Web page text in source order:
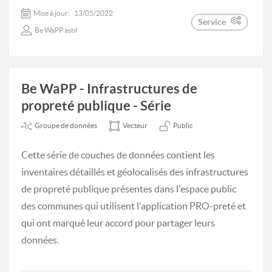
Mise à jour: 13/05/2022
Be WaPP asbl
Service
Be WaPP - Infrastructures de
propreté publique - Série
Groupe de données Vecteur Public
Cette série de couches de données contient les
inventaires détaillés et géolocalisés des infrastructures
de propreté publique présentes dans l'espace public
des communes qui utilisent l'application PRO-preté et
qui ont marqué leur accord pour partager leurs
données.